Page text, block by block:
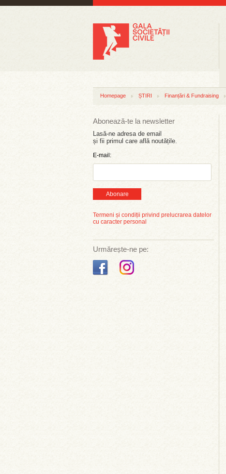
Homepage ȘTIRI Finanțări & Fundraising
Abonează-te la newsletter
Lasă-ne adresa de email
și fii primul care află noutățile.
E-mail:
Abonare
Termeni și condiții privind prelucrarea datelor
cu caracter personal
Urmărește-ne pe: